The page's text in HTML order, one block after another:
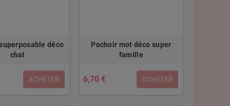
déco
chat
ACHETER
Pochoir mot déco super
famille
6,70 € ACHETER